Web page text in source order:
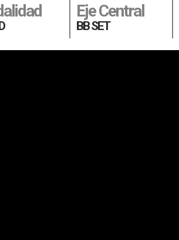
Eje Central
BB SET